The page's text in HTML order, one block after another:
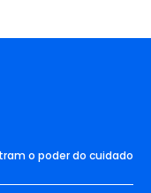
o poder do cuidado